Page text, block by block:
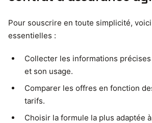
Pour souscrire en toute simplicité,
essentielles :
Collecter les informations
et son usage.
Comparer les offres en fonction
tarifs.
Choisir la formule la plus adaptée